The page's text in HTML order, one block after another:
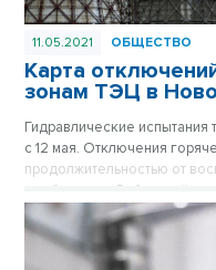
11.05.2021 ОБЩЕСТВО
Карта
зонам ТЭЦ в
Гидравлические испытания
с 12 мая. Отключения
продолжительностью от
сообщили в «Сибирской